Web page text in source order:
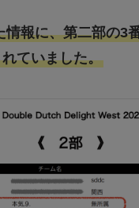
情報に、第二部の3
ていました。